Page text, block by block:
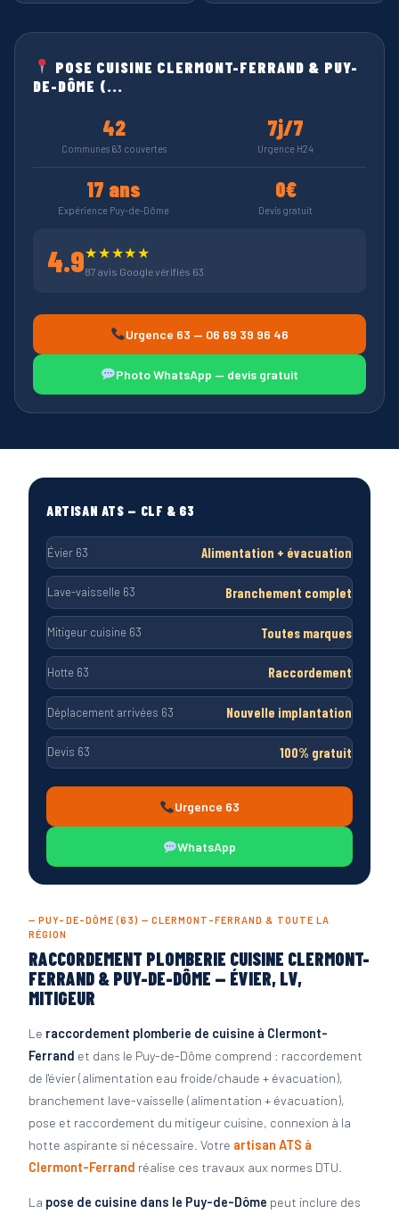
POSE CUISINE CLERMONT-FERRAND & PUY-
DE-DÔME (...
42
Communes 63 couvertes
7j/7
Urgence H24
17 ans
Expérience Puy-de-Dôme
0€
Devis gratuit
4.9★★★★★
87 avis Google vérifiés 63
Urgence 63 — 06 69 39 96 46
Photo WhatsApp — devis gratuit
— PUY-DE-DÔME (63) — CLERMONT-FERRAND & TOUTE LA
RÉGION
RACCORDEMENT PLOMBERIE CUISINE CLERMONT-
FERRAND & PUY-DE-DÔME — ÉVIER, LV,
MITIGEUR
Le raccordement plomberie de cuisine à Clermont-
Ferrand et dans le Puy-de-Dôme comprend : raccordement
de l'évier (alimentation eau froide/chaude + évacuation),
branchement lave-vaisselle (alimentation + évacuation),
pose et raccordement du mitigeur cuisine, connexion à la
hotte aspirante si nécessaire. Votre artisan ATS à
Clermont-Ferrand réalise ces travaux aux normes DTU.
La pose de cuisine dans le Puy-de-Dôme peut inclure des
ARTISAN ATS — CLF & 63
Évier 63 Alimentation + évacuation
Lave-vaisselle 63 Branchement complet
Mitigeur cuisine 63 Toutes marques
Hotte 63 Raccordement
Déplacement arrivées 63 Nouvelle implantation
Devis 63 100% gratuit
Urgence 63
WhatsApp